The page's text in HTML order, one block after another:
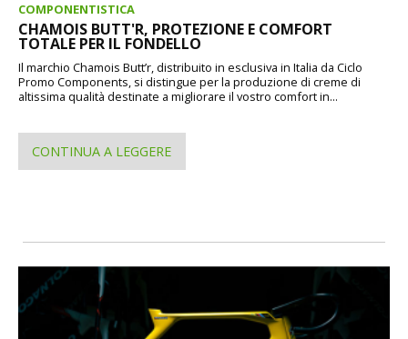
COMPONENTISTICA
CHAMOIS BUTT'R, PROTEZIONE E COMFORT
TOTALE PER IL FONDELLO
Il marchio Chamois Butt’r, distribuito in esclusiva in Italia da Ciclo
Promo Components, si distingue per la produzione di creme di
altissima qualità destinate a migliorare il vostro comfort in...
CONTINUA A LEGGERE